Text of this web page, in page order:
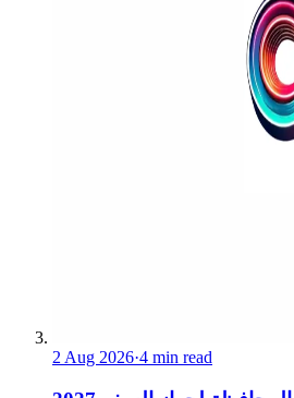
2 Aug 2026·4 min read